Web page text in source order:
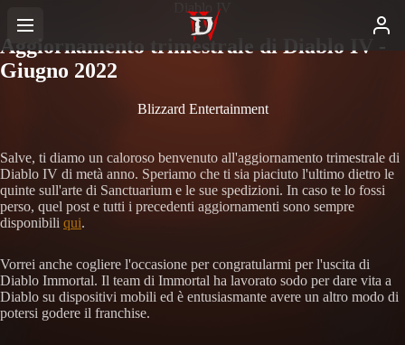
Diablo IV
Aggiornamento trimestrale di Diablo IV -
Giugno 2022
Blizzard Entertainment
Salve, ti diamo un caloroso benvenuto all'aggiornamento trimestrale di
Diablo IV di metà anno. Speriamo che ti sia piaciuto l'ultimo dietro le
quinte sull'arte di Sanctuarium e le sue spedizioni. In caso te lo fossi
perso, quel post e tutti i precedenti aggiornamenti sono sempre
disponibili qui.
Vorrei anche cogliere l'occasione per congratularmi per l'uscita di
Diablo Immortal. Il team di Immortal ha lavorato sodo per dare vita a
Diablo su dispositivi mobili ed è entusiasmante avere un altro modo di
potersi godere il franchise.